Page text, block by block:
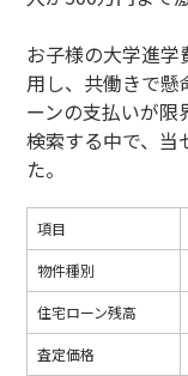
お子様の大学進
用し、共働きで懸
ーンの支払いが限
検索する中で、当
た。
項目
物件種別
住宅ローン残高
査定価格